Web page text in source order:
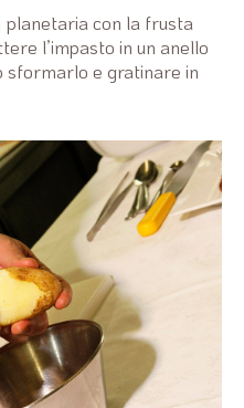
con la frusta
l’impasto in un anello
sformarlo e gratinare in